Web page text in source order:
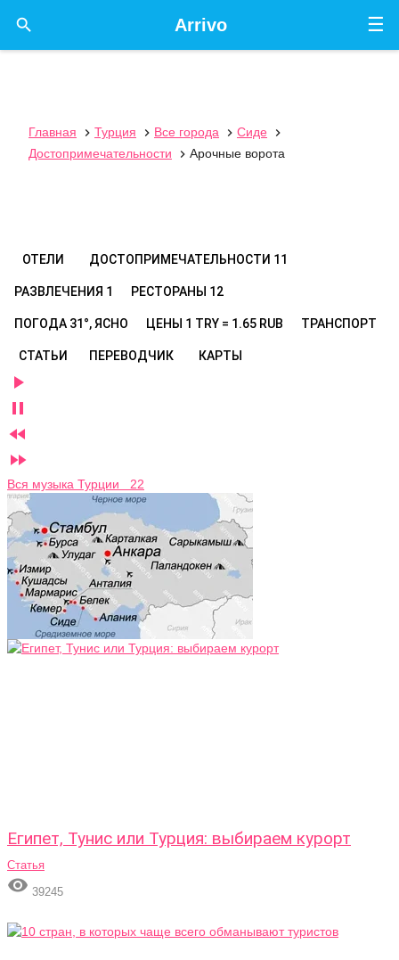
☰
Arrivo

Главная  Турция  Все города  Сиде

Достопримечательности
 Арочные ворота
ОТЕЛИ ДОСТОПРИМЕЧАТЕЛЬНОСТИ 11
РАЗВЛЕЧЕНИЯ 1 РЕСТОРАНЫ 12
ПОГОДА 31°, ЯСНО ЦЕНЫ 1 TRY = 1.65 RUB ТРАНСПОРТ
СТАТЬИ ПЕРЕВОДЧИК КАРТЫ




Вся музыка Турции 22
Египет, Тунис или Турция: выбираем курорт
Статья
 39245